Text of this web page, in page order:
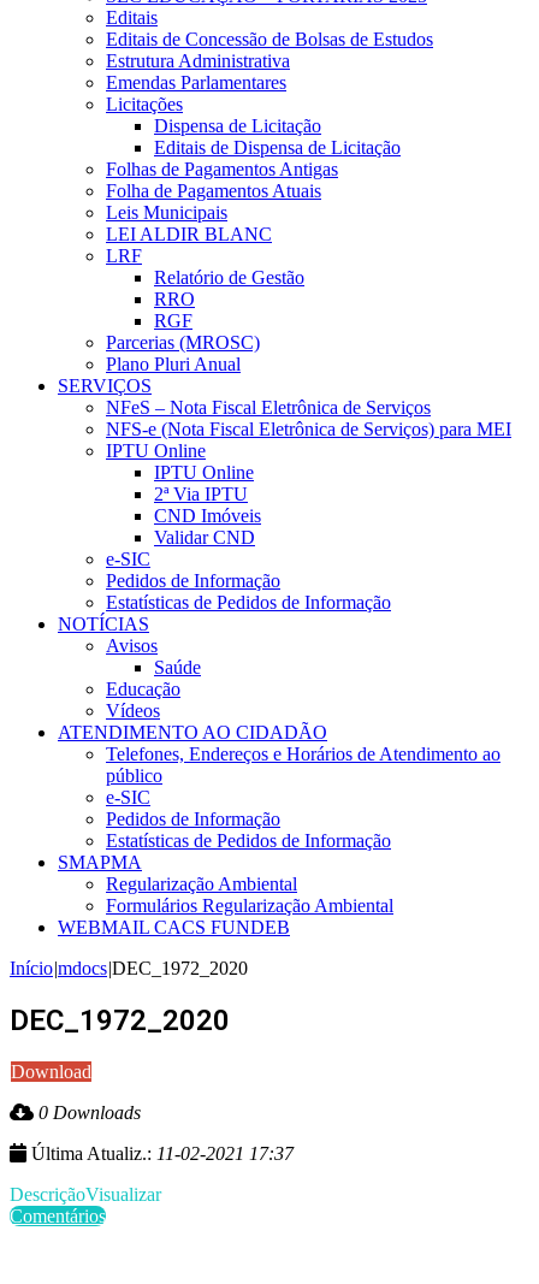
Editais
Editais de Concessão de Bolsas de Estudos
Estrutura Administrativa
Emendas Parlamentares
Licitações
Dispensa de Licitação
Editais de Dispensa de Licitação
Folhas de Pagamentos Antigas
Folha de Pagamentos Atuais
Leis Municipais
LEI ALDIR BLANC
LRF
Relatório de Gestão
RRO
RGF
Parcerias (MROSC)
Plano Pluri Anual
SERVIÇOS
NFeS – Nota Fiscal Eletrônica de Serviços
NFS-e (Nota Fiscal Eletrônica de Serviços) para MEI
IPTU Online
IPTU Online
2ª Via IPTU
CND Imóveis
Validar CND
e-SIC
Pedidos de Informação
Estatísticas de Pedidos de Informação
NOTÍCIAS
Avisos
Saúde
Educação
Vídeos
ATENDIMENTO AO CIDADÃO
Telefones, Endereços e Horários de Atendimento ao
público
e-SIC
Pedidos de Informação
Estatísticas de Pedidos de Informação
SMAPMA
Regularização Ambiental
Formulários Regularização Ambiental
WEBMAIL CACS FUNDEB
Início|mdocs|DEC_1972_2020
DEC_1972_2020
Download
0 Downloads
Última Atualiz.: 11-02-2021 17:37
DescriçãoVisualizar
Comentários